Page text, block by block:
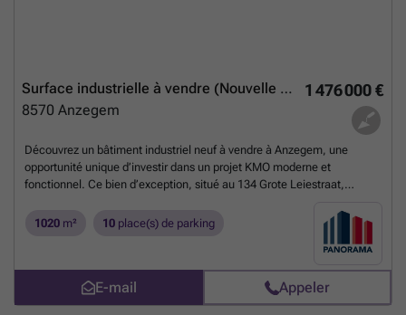
1 476 000 €
Surface industrielle à vendre (Nouvelle construction)
8570 Anzegem
Découvrez un bâtiment industriel neuf à vendre à Anzegem, une
opportunité unique d’investir dans un projet KMO moderne et
fonctionnel. Ce bien d’exception, situé au 134 Grote Leiestraat,
état casco répartis sur le premier étage. Construit en 2025, ce
unités polyvalentes, modulables de 175 m² à 720 m², qui répondent
parfaitement aux besoins des entreprises contemporaines. Le prix
demandé pour cette propriété industrielle s’élève à 1 476 000 €, TVA
applicable. Le bâtiment présente des caractéristiques techniques de
1020 m² 10 place(s) de parking
E-mail Appeler